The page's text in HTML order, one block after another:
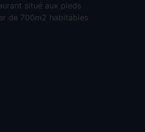
situé aux pieds
de 700m2 habitables